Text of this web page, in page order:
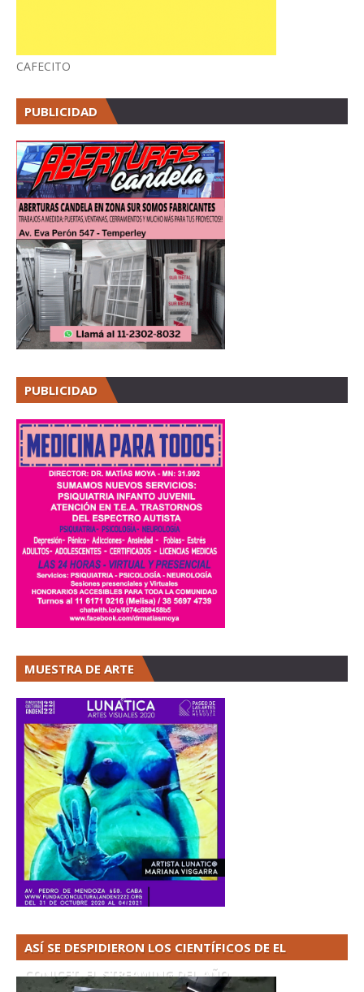
CAFECITO
PUBLICIDAD
PUBLICIDAD
MUESTRA DE ARTE
ASÍ SE DESPIDIERON LOS CIENTÍFICOS DE EL
CONICET. EL STREAMING DEL AÑO